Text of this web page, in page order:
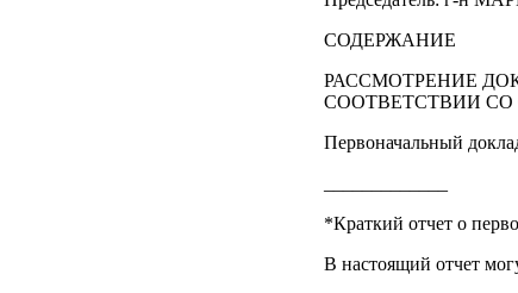
СОДЕРЖАНИЕ
РАССМОТРЕНИЕ
СООТВЕТСТВИИ СО
Первоначальный
*Краткий отчет о
В настоящий отчет